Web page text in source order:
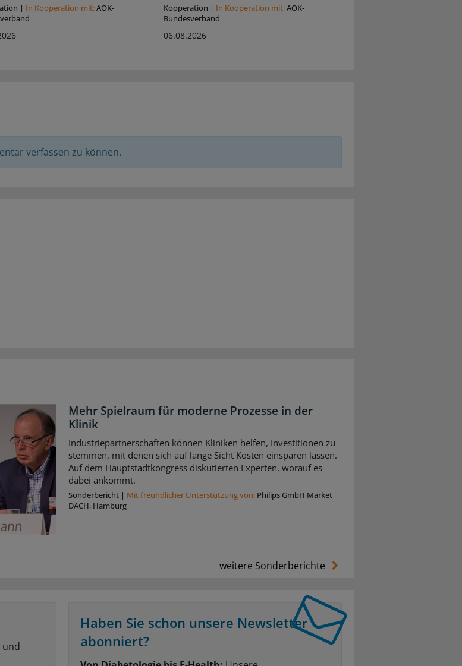
| In Kooperation mit:AOK-
Kooperation | In Kooperation mit:AOK-
Bundesverband
06.08.2026
verfassen zu können.
Mehr Spielraum für moderne Prozesse in der
Klinik
Industriepartnerschaften können Kliniken helfen, Investitionen zu
stemmen, mit denen sich auf lange Sicht Kosten einsparen lassen.
Auf dem Hauptstadtkongress diskutierten Experten, worauf es
dabei ankommt.
Sonderbericht | Mit freundlicher Unterstützung von: Philips GmbH Market
DACH, Hamburg
weitere Sonderberichte
und
Haben Sie schon unsere Newsletter
abonniert?